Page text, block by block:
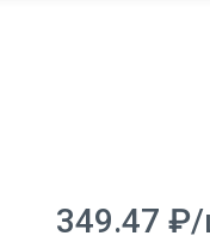
349.47 ₽/